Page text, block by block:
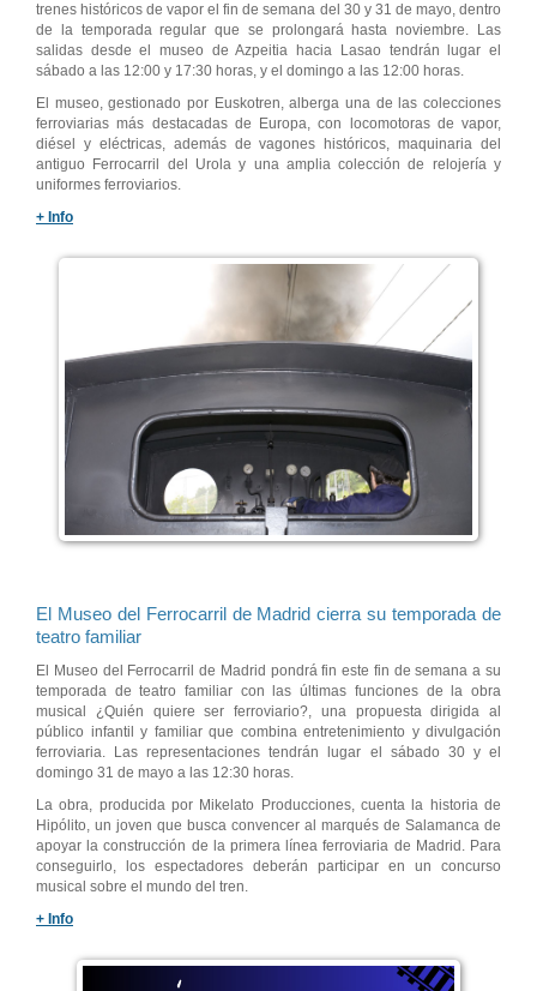
trenes históricos de vapor el fin de semana del 30 y 31 de mayo, dentro
de la temporada regular que se prolongará hasta noviembre. Las
salidas desde el museo de Azpeitia hacia Lasao tendrán lugar el
sábado a las 12:00 y 17:30 horas, y el domingo a las 12:00 horas.
El museo, gestionado por Euskotren, alberga una de las colecciones
ferroviarias más destacadas de Europa, con locomotoras de vapor,
diésel y eléctricas, además de vagones históricos, maquinaria del
antiguo Ferrocarril del Urola y una amplia colección de relojería y
uniformes ferroviarios.
+ Info
El Museo del Ferrocarril de Madrid cierra su temporada de
teatro familiar
El Museo del Ferrocarril de Madrid pondrá fin este fin de semana a su
temporada de teatro familiar con las últimas funciones de la obra
musical ¿Quién quiere ser ferroviario?, una propuesta dirigida al
público infantil y familiar que combina entretenimiento y divulgación
ferroviaria. Las representaciones tendrán lugar el sábado 30 y el
domingo 31 de mayo a las 12:30 horas.
La obra, producida por Mikelato Producciones, cuenta la historia de
Hipólito, un joven que busca convencer al marqués de Salamanca de
apoyar la construcción de la primera línea ferroviaria de Madrid. Para
conseguirlo, los espectadores deberán participar en un concurso
musical sobre el mundo del tren.
+ Info